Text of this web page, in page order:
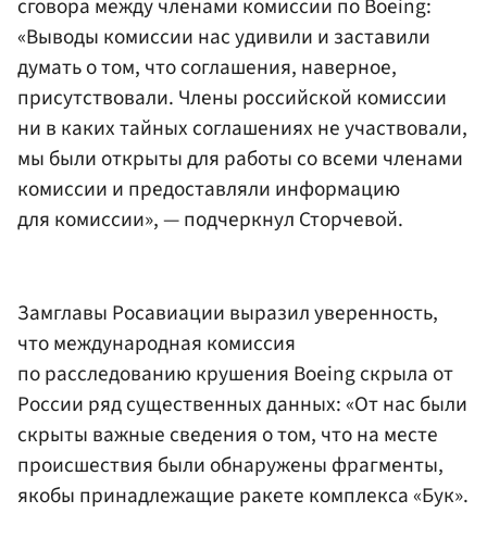
сговора между членами комиссии по Boeing:
«Выводы комиссии нас удивили и заставили
думать о том, что соглашения, наверное,
присутствовали. Члены российской комиссии
ни в каких тайных соглашениях не участвовали,
мы были открыты для работы со всеми членами
комиссии и предоставляли информацию
для комиссии», — подчеркнул Сторчевой.
Замглавы Росавиации выразил уверенность,
что международная комиссия
по расследованию крушения Boeing скрыла от
России ряд существенных данных: «От нас были
скрыты важные сведения о том, что на месте
происшествия были обнаружены фрагменты,
якобы принадлежащие ракете комплекса «Бук».